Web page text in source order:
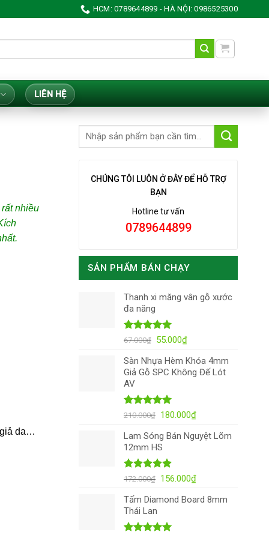
HCM: 0789644899 - HÀ NỘI: 0986525300
LIÊN HỆ
nhiều
giả da…
CHÚNG TÔI LUÔN Ở ĐÂY ĐỂ HỖ TRỢ
BẠN
Hotline tư vấn
0789644899
SẢN PHẨM BÁN CHẠY
Thanh xi măng vân gỗ xước
đa năng
Được xếp
5 sao
67.000₫ Giá
là:
67.000₫.
55.000₫Giá
tại
là:
Sàn Nhựa Hèm Khóa 4mm
Giả Gỗ SPC Không Đế Lót
AV
Được xếp
5 sao
210.000₫ Giá
là:
210.000₫.
180.000₫Giá
tại
Lam Sóng Bán Nguyệt Lõm
12mm HS
Được xếp
5 sao
172.000₫ Giá
là:
156.000₫Giá
tại
Tấm Diamond Board 8mm
Thái Lan